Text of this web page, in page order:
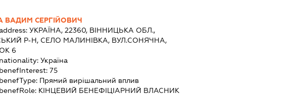
ВАДИМ СЕРГІЙОВИЧ
УКРАЇНА, 22360, ВІННИЦЬКА ОБЛ.,
Р-Н, СЕЛО МАЛИНІВКА, ВУЛ.СОНЯЧНА,
6
Україна
75
Прямий вирішальний вплив
КІНЦЕВИЙ БЕНЕФІЦІАРНИЙ ВЛАСНИК